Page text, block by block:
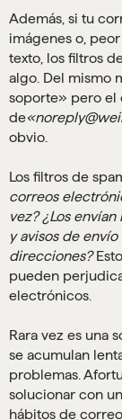
Además, si tu
imágenes o,
texto, los filtros
algo. Del mismo
soporte» pero
de
obvio.
Los filtros de
correos
vez? ¿Los
y avisos de
direcciones?
pueden
electrónicos.
Rara vez es una
se acumulan
problemas.
solucionar con
hábitos de